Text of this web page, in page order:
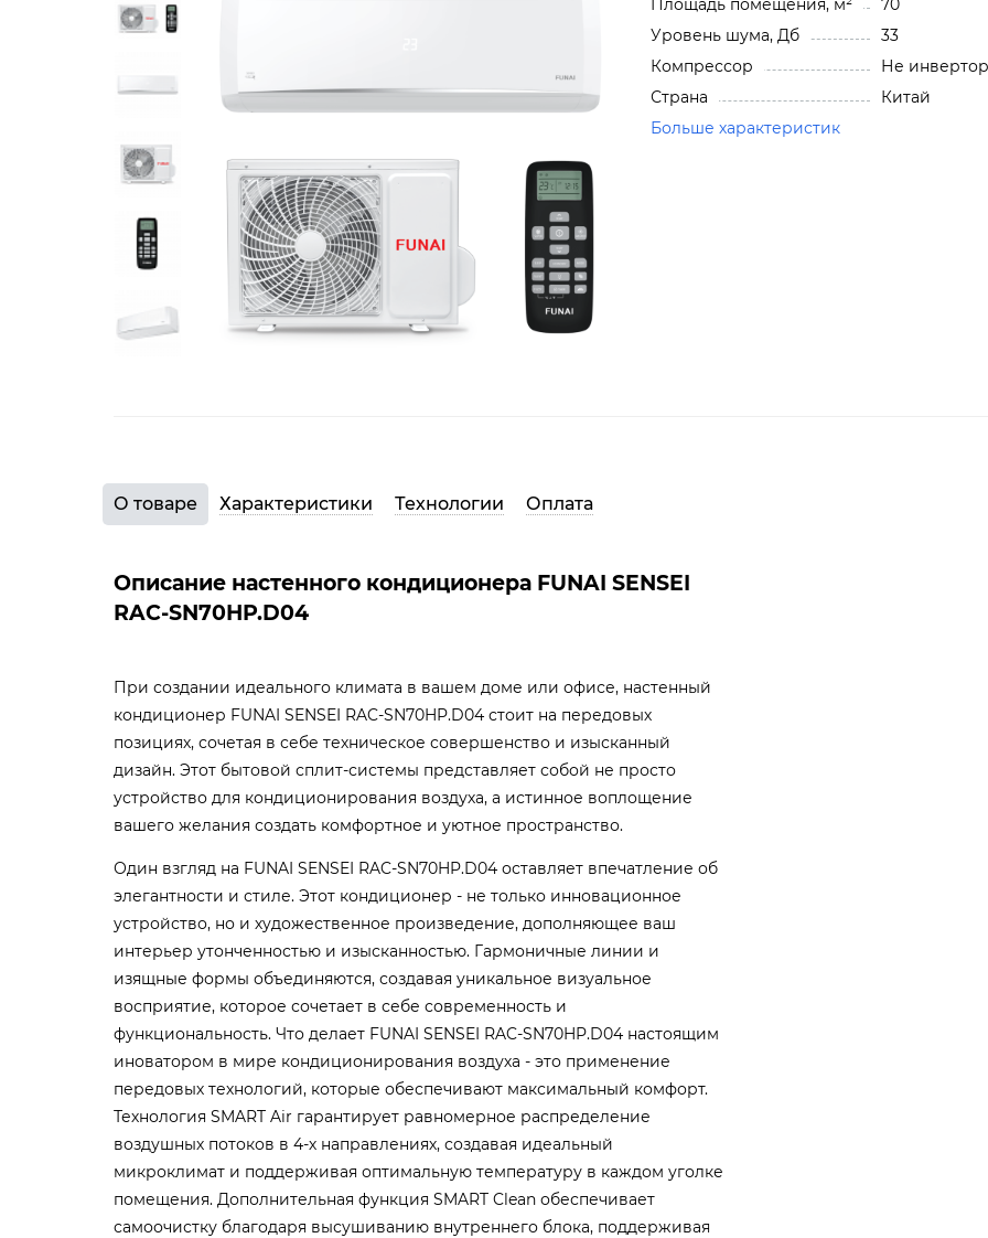
Площадь помещения, м²
70
Уровень шума, Дб
33
Компрессор
Не инвертор
Страна
Китай
Больше характеристик
О товаре Характеристики Технологии Оплата
Описание настенного кондиционера FUNAI SENSEI
RAC-SN70HP.D04
При создании идеального климата в вашем доме или офисе, настенный
кондиционер FUNAI SENSEI RAC-SN70HP.D04 стоит на передовых
позициях, сочетая в себе техническое совершенство и изысканный
дизайн. Этот бытовой сплит-системы представляет собой не просто
устройство для кондиционирования воздуха, а истинное воплощение
вашего желания создать комфортное и уютное пространство.
Один взгляд на FUNAI SENSEI RAC-SN70HP.D04 оставляет впечатление об
элегантности и стиле. Этот кондиционер - не только инновационное
устройство, но и художественное произведение, дополняющее ваш
интерьер утонченностью и изысканностью. Гармоничные линии и
изящные формы объединяются, создавая уникальное визуальное
восприятие, которое сочетает в себе современность и
функциональность. Что делает FUNAI SENSEI RAC-SN70HP.D04 настоящим
иноватором в мире кондиционирования воздуха - это применение
передовых технологий, которые обеспечивают максимальный комфорт.
Технология SMART Air гарантирует равномерное распределение
воздушных потоков в 4-х направлениях, создавая идеальный
микроклимат и поддерживая оптимальную температуру в каждом уголке
помещения. Дополнительная функция SMART Clean обеспечивает
самоочистку благодаря высушиванию внутреннего блока, поддерживая